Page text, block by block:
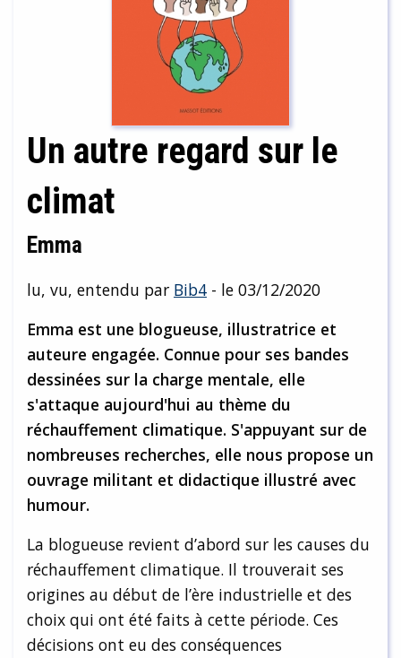
Un autre regard sur le
climat
Emma
lu, vu, entendu par Bib4 - le 03/12/2020
Emma est une blogueuse, illustratrice et
auteure engagée. Connue pour ses bandes
dessinées sur la charge mentale, elle
s'attaque aujourd'hui au thème du
réchauffement climatique. S'appuyant sur de
nombreuses recherches, elle nous propose un
ouvrage militant et didactique illustré avec
humour.
La blogueuse revient d’abord sur les causes du
réchauffement climatique. Il trouverait ses
origines au début de l’ère industrielle et des
choix qui ont été faits à cette période. Ces
décisions ont eu des conséquences